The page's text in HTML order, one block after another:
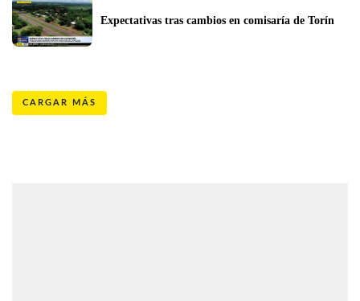
Expectativas tras cambios en comisaría de Torín
CARGAR MÁS